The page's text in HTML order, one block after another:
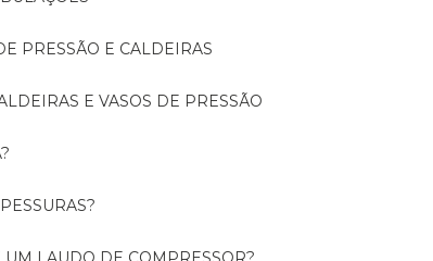
PRESSÃO E CALDEIRAS
E VASOS DE PRESSÃO